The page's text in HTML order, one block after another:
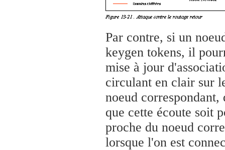
Par contre, si un
keygen tokens, il
mise à jour
circulant en clair sur
noeud
que cette écoute soit
proche du noeud
lorsque l'on est